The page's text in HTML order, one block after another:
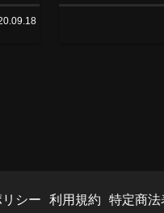
シー 利用規約 特定商法